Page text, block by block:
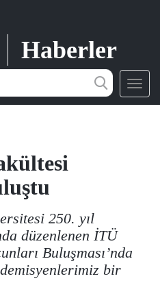
Haberler
250. yıl
düzenlenen İTÜ
Buluşması’nda
bir